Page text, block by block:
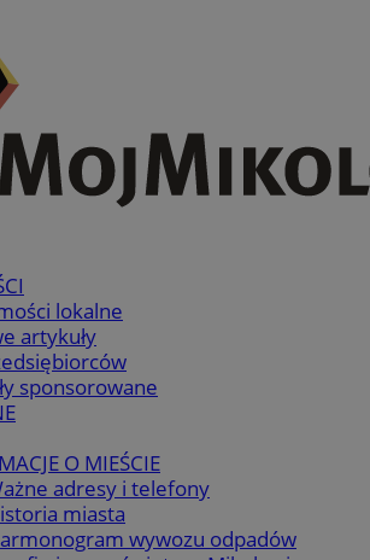
lokalne
artykuły
sponsorowane
O MIEŚCIE
adresy i telefony
miasta
wywozu odpadów